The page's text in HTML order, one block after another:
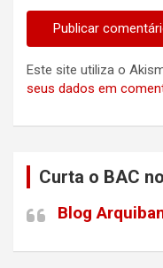
Este site utiliza o
seus dados em
Curta o BAC
Blog